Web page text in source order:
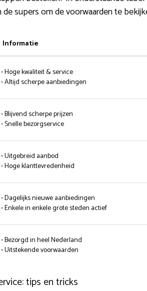
de supers om de voorwaarden te
Informatie
• Hoge kwaliteit & service
• Altijd scherpe aanbiedingen
• Blijvend scherpe prijzen
• Snelle bezorgservice
• Uitgebreid aanbod
• Hoge klanttevredenheid
• Dagelijks nieuwe aanbiedingen
• Enkele in enkele grote steden actief
• Bezorgd in heel Nederland
• Uitstekende voorwaarden
tips en tricks